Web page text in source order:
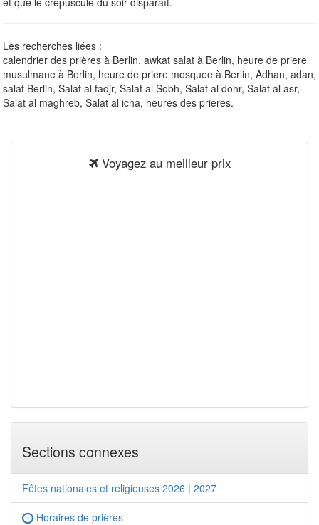
Les recherches liées :
calendrier des prières à Berlin, awkat salat à Berlin, heure de priere
musulmane à Berlin, heure de priere mosquee à Berlin, Adhan, adan,
salat Berlin, Salat al fadjr, Salat al Sobh, Salat al dohr, Salat al asr,
Salat al maghreb, Salat al icha, heures des prieres.
Voyagez au meilleur prix
Sections connexes
Fêtes nationales et religieuses 2026 | 2027
Horaires de prières